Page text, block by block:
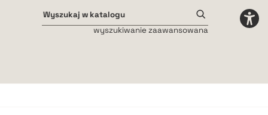
wyszukiwanie zaawansowana